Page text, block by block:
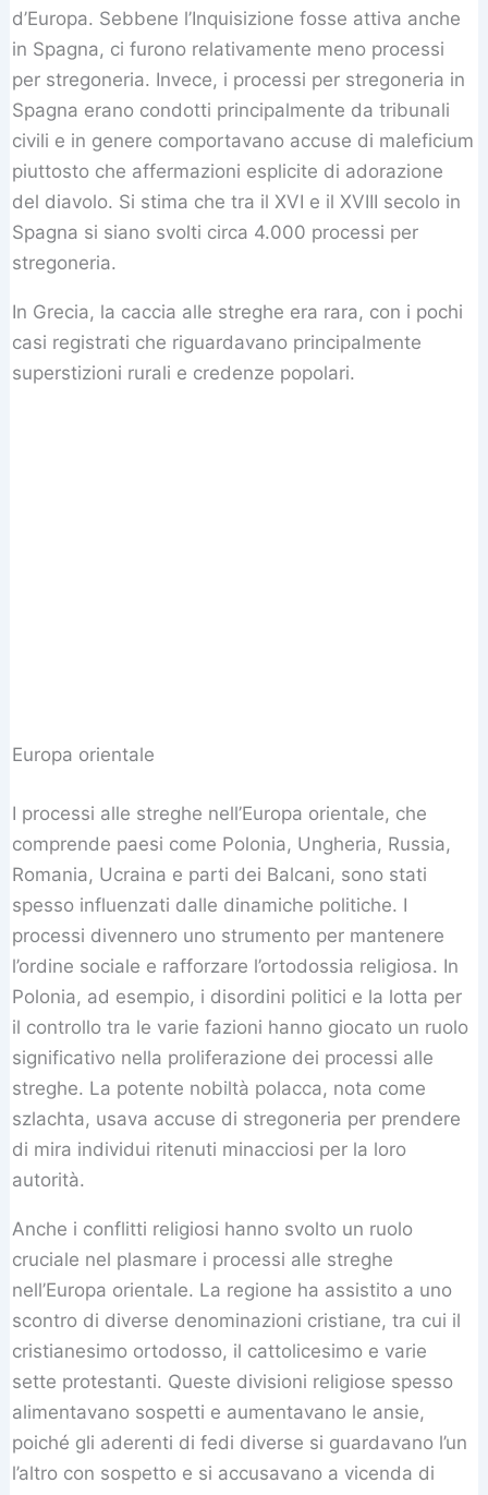
d’Europa. Sebbene l’Inquisizione fosse attiva anche
in Spagna, ci furono relativamente meno processi
per stregoneria. Invece, i processi per stregoneria in
Spagna erano condotti principalmente da tribunali
civili e in genere comportavano accuse di maleficium
piuttosto che affermazioni esplicite di adorazione
del diavolo. Si stima che tra il XVI e il XVIII secolo in
Spagna si siano svolti circa 4.000 processi per
stregoneria.
In Grecia, la caccia alle streghe era rara, con i pochi
casi registrati che riguardavano principalmente
superstizioni rurali e credenze popolari.
Europa orientale
I processi alle streghe nell’Europa orientale, che
comprende paesi come Polonia, Ungheria, Russia,
Romania, Ucraina e parti dei Balcani, sono stati
spesso influenzati dalle dinamiche politiche. I
processi divennero uno strumento per mantenere
l’ordine sociale e rafforzare l’ortodossia religiosa. In
Polonia, ad esempio, i disordini politici e la lotta per
il controllo tra le varie fazioni hanno giocato un ruolo
significativo nella proliferazione dei processi alle
streghe. La potente nobiltà polacca, nota come
szlachta, usava accuse di stregoneria per prendere
di mira individui ritenuti minacciosi per la loro
autorità.
Anche i conflitti religiosi hanno svolto un ruolo
cruciale nel plasmare i processi alle streghe
nell’Europa orientale. La regione ha assistito a uno
scontro di diverse denominazioni cristiane, tra cui il
cristianesimo ortodosso, il cattolicesimo e varie
sette protestanti. Queste divisioni religiose spesso
alimentavano sospetti e aumentavano le ansie,
poiché gli aderenti di fedi diverse si guardavano l’un
l’altro con sospetto e si accusavano a vicenda di